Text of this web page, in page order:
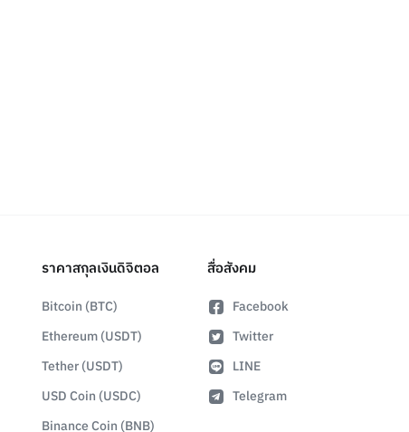
ราคาสกุลเงินดิจิตอล
Bitcoin (BTC)
Ethereum (USDT)
Tether (USDT)
USD Coin (USDC)
Binance Coin (BNB)
สื่อสังคม
Facebook
Twitter
LINE
Telegram